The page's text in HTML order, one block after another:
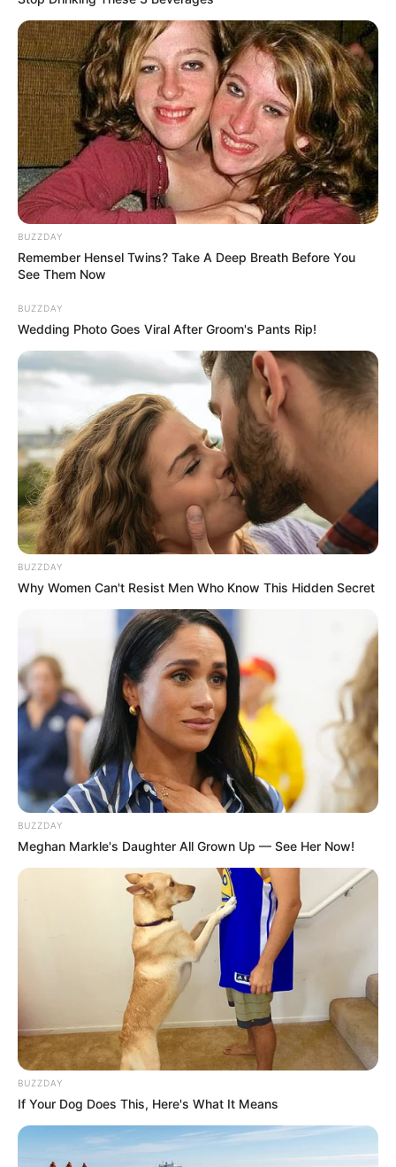
BUZZDAY
Remember Hensel Twins? Take A Deep Breath Before You
See Them Now
BUZZDAY
Wedding Photo Goes Viral After Groom's Pants Rip!
BUZZDAY
Why Women Can't Resist Men Who Know This Hidden Secret
BUZZDAY
Meghan Markle's Daughter All Grown Up — See Her Now!
BUZZDAY
If Your Dog Does This, Here's What It Means